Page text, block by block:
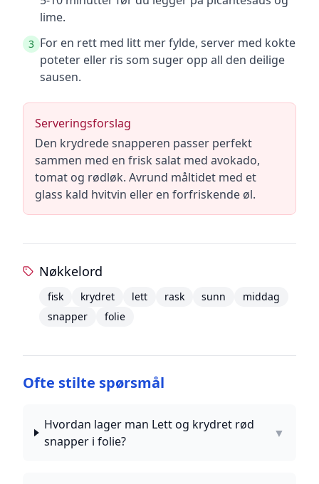
lime.
3 For en rett med litt mer fylde, server med kokte
poteter eller ris som suger opp all den deilige
sausen.
Serveringsforslag
Den krydrede snapperen passer perfekt
sammen med en frisk salat med avokado,
tomat og rødløk. Avrund måltidet med et
glass kald hvitvin eller en forfriskende øl.
Nøkkelord
fisk krydret lett rask sunn
middag
snapper
folie
Ofte stilte spørsmål
Hvordan lager man Lett og krydret rød
snapper i folie?
▼